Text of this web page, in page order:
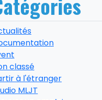
classé
à l'étranger
MLJT